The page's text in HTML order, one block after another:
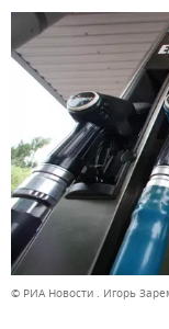
© РИА Новости . Игорь